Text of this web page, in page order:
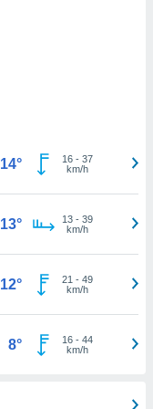
14° 16- 37
km/h
13° 13- 39
km/h
12° 21 - 49
km/h
8° 16- 44
km/h